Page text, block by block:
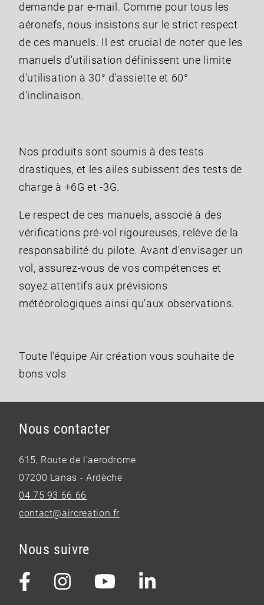
demande par e-mail. Comme pour tous les
aéronefs, nous insistons sur le strict respect
de ces manuels. Il est crucial de noter que les
manuels d'utilisation définissent une limite
d'utilisation à 30° d'assiette et 60°
d'inclinaison.
Nos produits sont soumis à des tests
drastiques, et les ailes subissent des tests de
charge à +6G et -3G.
Le respect de ces manuels, associé à des
vérifications pré-vol rigoureuses, relève de la
responsabilité du pilote. Avant d'envisager un
vol, assurez-vous de vos compétences et
soyez attentifs aux prévisions
météorologiques ainsi qu'aux observations.
Toute l’équipe Air création vous souhaite de
bons vols
Nous contacter
615, Route de l’aerodrome
07200 Lanas - Ardèche
04 75 93 66 66
contact@aircreation.fr
Nous suivre